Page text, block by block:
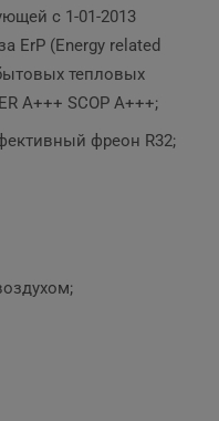
c 1-01-2013
ErP (Energy related
тепловых
A+++ SCOP A+++;
фреон R32;